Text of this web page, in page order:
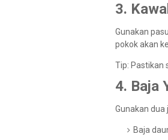
3.
Gunakan
pokok akan
Tip: Pastikan
4. Baja
Gunakan dua
Baja